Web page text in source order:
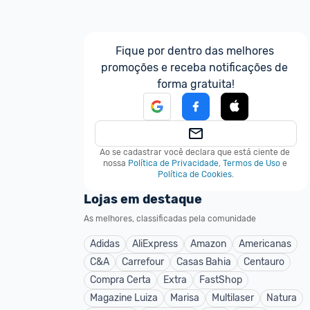
Fique por dentro das melhores
promoções e receba notificações de
forma gratuita!
Ao se cadastrar você declara que está ciente de
nossa Política de Privacidade, Termos de Uso e
Política de Cookies.
Lojas em destaque
As melhores, classificadas pela comunidade
Adidas AliExpress Amazon
Americanas
C&A
Carrefour Casas Bahia
Centauro
Compra Certa
Extra
FastShop
Magazine Luiza
Marisa Multilaser
Natura